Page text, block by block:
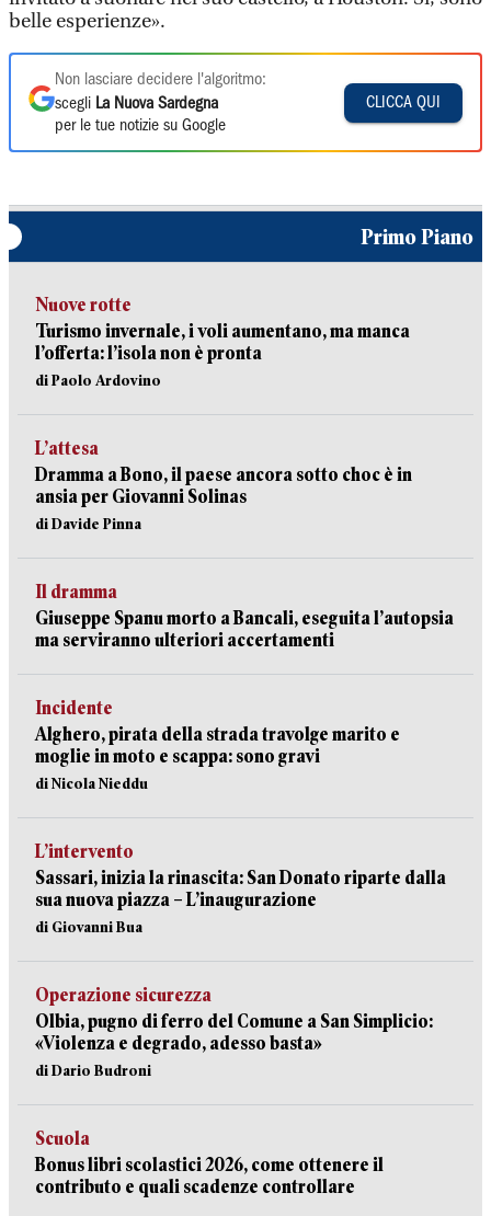
belle esperienze».
Non lasciare decidere l'algoritmo:
scegli La Nuova Sardegna
per le tue notizie su Google
CLICCA QUI
Primo Piano
Nuove rotte
Turismo invernale, i voli aumentano, ma manca
l’offerta: l’isola non è pronta
di Paolo Ardovino
L’attesa
Dramma a Bono, il paese ancora sotto choc è in
ansia per Giovanni Solinas
di Davide Pinna
Il dramma
Giuseppe Spanu morto a Bancali, eseguita l’autopsia
ma serviranno ulteriori accertamenti
Incidente
Alghero, pirata della strada travolge marito e
moglie in moto e scappa: sono gravi
di Nicola Nieddu
L’intervento
Sassari, inizia la rinascita: San Donato riparte dalla
sua nuova piazza – L’inaugurazione
di Giovanni Bua
Operazione sicurezza
Olbia, pugno di ferro del Comune a San Simplicio:
«Violenza e degrado, adesso basta»
di Dario Budroni
Scuola
Bonus libri scolastici 2026, come ottenere il
contributo e quali scadenze controllare